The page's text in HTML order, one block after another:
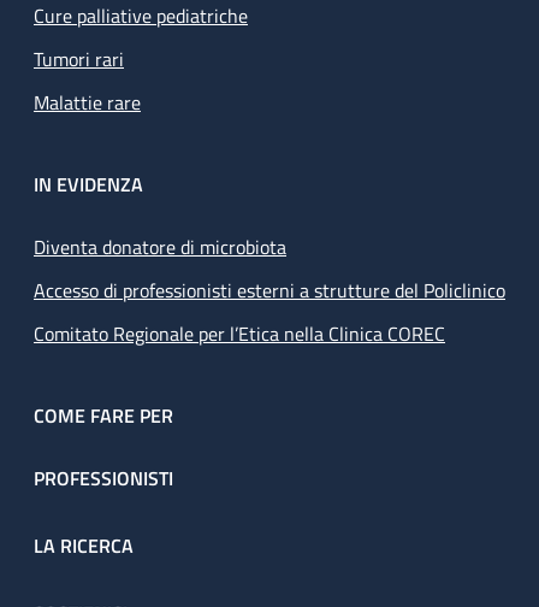
Cure palliative pediatriche
Tumori rari
Malattie rare
IN EVIDENZA
Diventa donatore di microbiota
Accesso di professionisti esterni a strutture del Policlinico
Comitato Regionale per l’Etica nella Clinica COREC
COME FARE PER
PROFESSIONISTI
LA RICERCA